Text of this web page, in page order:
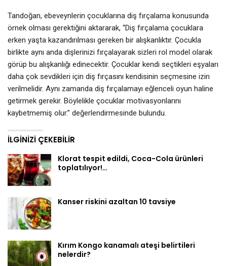
Tandoğan, ebeveynlerin çocuklarına diş fırçalama konusunda
örnek olması gerektiğini aktararak, “Diş fırçalama çocuklara
erken yaşta kazandırılması gereken bir alışkanlıktır. Çocukla
birlikte aynı anda dişlerinizi fırçalayarak sizleri rol model olarak
görüp bu alışkanlığı edinecektir. Çocuklar kendi seçtikleri eşyaları
daha çok sevdikleri için diş fırçasını kendisinin seçmesine izin
verilmelidir. Aynı zamanda diş fırçalamayı eğlenceli oyun haline
getirmek gerekir. Böylelikle çocuklar motivasyonlarını
kaybetmemiş olur.” değerlendirmesinde bulundu.
İLGINIZI ÇEKEBILIR
Klorat tespit edildi, Coca-Cola ürünleri
toplatılıyor!…
Kanser riskini azaltan 10 tavsiye
Kırım Kongo kanamalı ateşi belirtileri
nelerdir?